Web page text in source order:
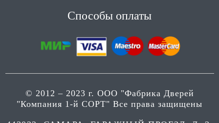
Способы оплаты
© 2012 – 2023 г. ООО "Фабрика Дверей
"Компания 1-й СОРТ" Все права защищены